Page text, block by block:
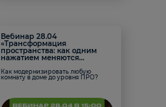
Вебинар 28.04
«Трансформация
пространства: как одним
нажатием меняются
Как модернизировать любую
комнату в доме до уровня ПРО?